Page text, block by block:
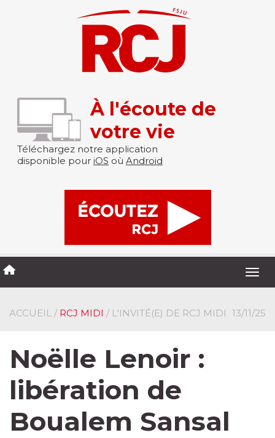
À l'écoute de
votre vie
Téléchargez notre application
disponible pour iOS où Android
ACCUEIL / RCJ MIDI / L'INVITÉ(E) DE RCJ MIDI 13/11/25
Noëlle Lenoir :
libération de
Boualem Sansal